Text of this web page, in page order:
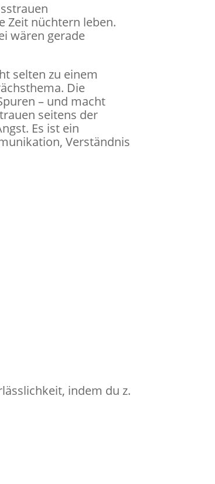
Zeit nüchtern leben.
wären gerade
selten zu einem
Die
– und macht
seitens der
Es ist ein
Verständnis
indem du z.